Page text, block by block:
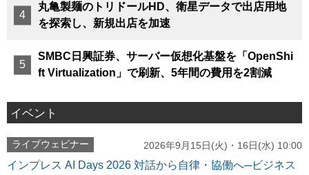
丸亀製麺のトリドールHD、衛星データで出店用地
を探索し、新規出店を加速
SMBC日興証券、サーバー仮想化基盤を「OpenShi
ft Virtualization」で刷新、5年間の費用を2割減
イベント
ライブウェビナー 2026年9月15日(火)・16日(水) 10:00
インプレス AI Days 2026 対話から自律・協働へ─ビジネス